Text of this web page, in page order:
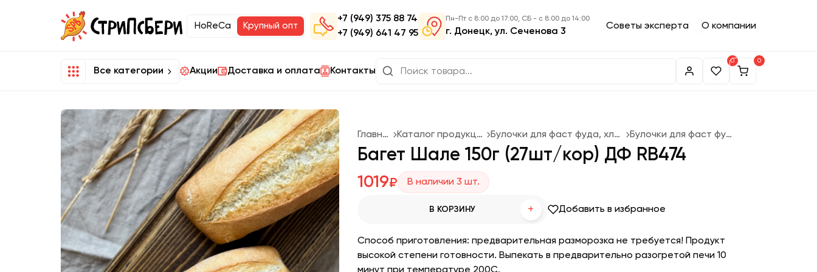
HoReCa Крупный опт
+7 (949) 375 88 74
+7 (949) 641 47 95
Пн-Пт с 8:00 до 17:00, СБ - с 8:00 до 14:00
г. Донецк, ул. Сеченова 3
Советы эксперта О компании
Все категории Акции Доставка и оплата Контакты
0 0
Главная Каталог продукции Булочки для фаст фуда, хлеб Булочки для фаст фуда
Багет Шале 150г (27шт/кор) ДФ RB474
1019₽ В наличии 3 шт.
В КОРЗИНУ + Добавить в избранное
Способ приготовления: предварительная разморозка не требуется! Продукт
высокой степени готовности. Выпекать в предварительно разогретой печи 10